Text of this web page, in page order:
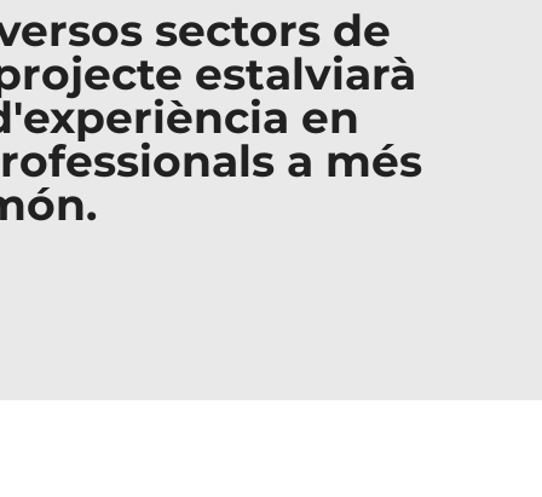
sectors de
estalviarà
en
a més